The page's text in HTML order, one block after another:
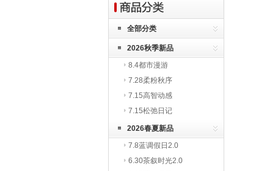
全部分类
2026秋季新品
8.4都市漫游
7.28柔粉秋序
7.15高智动感
7.15松弛日记
2026春夏新品
7.8蓝调假日2.0
6.30茶叙时光2.0